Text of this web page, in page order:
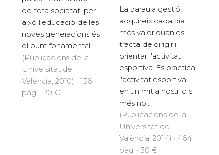
de tota societat, per
això l’educació de les
noves generacions és
el punt fonamental,...
(Publicacions de la
Universitat de
València, 2010) · 156
pàg. · 20 €
La paraula gestió
adquireix cada dia
més valor quan es
tracta de dirigir i
orientar l'activitat
esportiva. Es practica
l'activitat esportiva
en un mitjà hostil o si
més no...
(Publicacions de la
Universitat de
València, 2014) · 464
pàg. · 30 €